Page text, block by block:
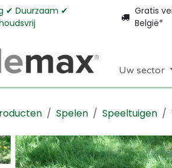
✔︎ Duurzaam ✔︎
Gratis
België*
Uw sector
Spelen Speeltuigen